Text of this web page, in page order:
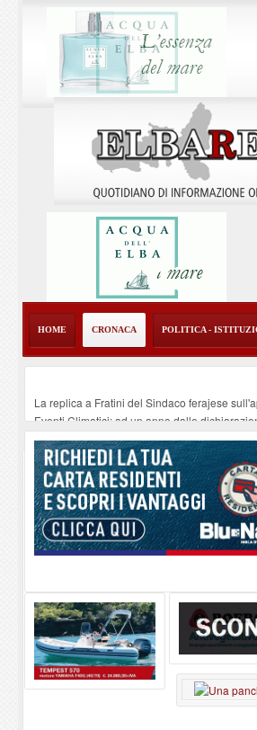
HOME CRONACA POLITICA -
La replica a Fratini del Sindaco ferajese
Eventi Climatici: ad un anno dalle
Il 10 agosto a Rio Elba ospita il concerto “Le
Procchio - Straordinario successo del nuovo
All’Elba il traghetto non è una vacanza: è la